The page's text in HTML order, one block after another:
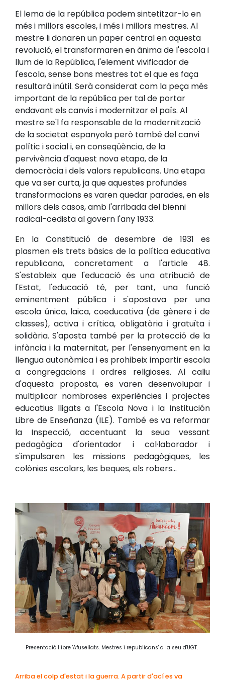
El lema de la república podem sintetitzar-lo en
més i millors escoles, i més i millors mestres. Al
mestre li donaren un paper central en aquesta
revolució, el transformaren en ànima de l'escola i
llum de la República, l'element vivificador de
l'escola, sense bons mestres tot el que es faça
resultarà inútil. Serà considerat com la peça més
important de la república per tal de portar
endavant els canvis i modernitzar el país. Al
mestre se'l fa responsable de la modernització
de la societat espanyola però també del canvi
polític i social i, en conseqüència, de la
pervivència d'aquest nova etapa, de la
democràcia i dels valors republicans. Una etapa
que va ser curta, ja que aquestes profundes
transformacions es varen quedar parades, en els
millors dels casos, amb l'arribada del bienni
radical-cedista al govern l'any 1933.
En la Constitució de desembre de 1931 es
plasmen els trets bàsics de la política educativa
republicana, concretament a l'article 48.
S'estableix que l'educació és una atribució de
l'Estat, l'educació té, per tant, una funció
eminentment pública i s'apostava per una
escola única, laica, coeducativa (de gènere i de
classes), activa i crítica, obligatòria i gratuïta i
solidària. S'aposta també per la protecció de la
infància i la maternitat, per l'ensenyament en la
llengua autonòmica i es prohibeix impartir escola
a congregacions i ordres religioses. Al caliu
d'aquesta proposta, es varen desenvolupar i
multiplicar nombroses experiències i projectes
educatius lligats a l'Escola Nova i la Institución
Libre de Enseñanza (ILE). També es va reformar
la Inspecció, accentuant la seua vessant
pedagògica d'orientador i col·laborador i
s'impulsaren les missions pedagògiques, les
colònies escolars, les beques, els robers...
Presentació llibre 'Afusellats. Mestres i republicans' a la seu d'UGT.
Arriba el colp d'estat i la guerra. A partir d'ací es va